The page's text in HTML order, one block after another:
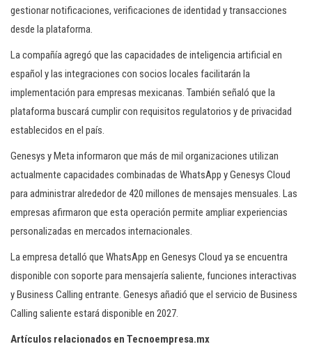
gestionar notificaciones, verificaciones de identidad y transacciones
desde la plataforma.
La compañía agregó que las capacidades de inteligencia artificial en
español y las integraciones con socios locales facilitarán la
implementación para empresas mexicanas. También señaló que la
plataforma buscará cumplir con requisitos regulatorios y de privacidad
establecidos en el país.
Genesys y Meta informaron que más de mil organizaciones utilizan
actualmente capacidades combinadas de WhatsApp y Genesys Cloud
para administrar alrededor de 420 millones de mensajes mensuales. Las
empresas afirmaron que esta operación permite ampliar experiencias
personalizadas en mercados internacionales.
La empresa detalló que WhatsApp en Genesys Cloud ya se encuentra
disponible con soporte para mensajería saliente, funciones interactivas
y Business Calling entrante. Genesys añadió que el servicio de Business
Calling saliente estará disponible en 2027.
Artículos relacionados en Tecnoempresa.mx